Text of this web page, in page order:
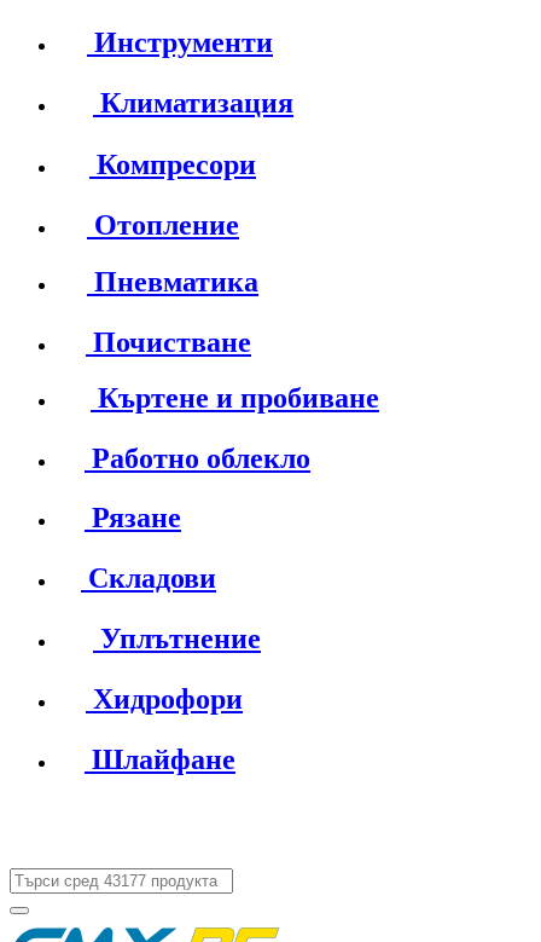
Инструменти
Климатизация
Компресори
Отопление
Пневматика
Почистване
Къртене и пробиване
Работно облекло
Рязане
Складови
Уплътнение
Хидрофори
Шлайфане